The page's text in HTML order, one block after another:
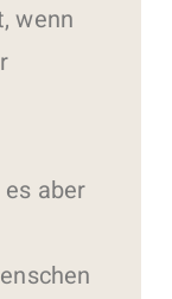
wenn
aber